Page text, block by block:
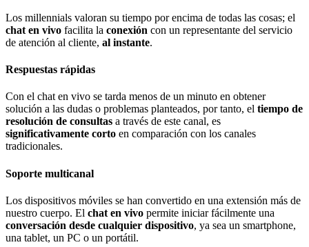
Los millennials valoran su tiempo por encima de todas las cosas; el
chat en vivo facilita la conexión con un representante del servicio
de atención al cliente, al instante.
Respuestas rápidas
Con el chat en vivo se tarda menos de un minuto en obtener
solución a las dudas o problemas planteados, por tanto, el tiempo de
resolución de consultas a través de este canal, es
significativamente corto en comparación con los canales
tradicionales.
Soporte multicanal
Los dispositivos móviles se han convertido en una extensión más de
nuestro cuerpo. El chat en vivo permite iniciar fácilmente una
conversación desde cualquier dispositivo, ya sea un smartphone,
una tablet, un PC o un portátil.